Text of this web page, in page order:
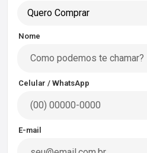
Quero Comprar
Nome
Celular / WhatsApp
E-mail